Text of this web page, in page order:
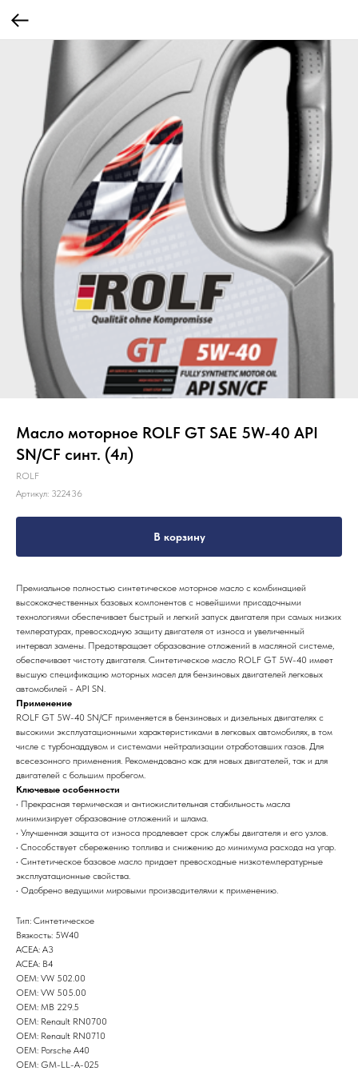
Масло моторное ROLF GT SAE 5W-40 API
SN/CF синт. (4л)
ROLF
Артикул: 322436
В корзину
Премиальное полностью синтетическое моторное масло с комбинацией
высококачественных базовых компонентов с новейшими присадочными
технологиями обеспечивает быстрый и легкий запуск двигателя при самых низких
температурах, превосходную защиту двигателя от износа и увеличенный
интервал замены. Предотвращает образование отложений в масляной системе,
обеспечивает чистоту двигателя. Синтетическое масло ROLF GT 5W-40 имеет
высшую спецификацию моторных масел для бензиновых двигателей легковых
автомобилей - API SN.
Применение
ROLF GT 5W-40 SN/CF применяется в бензиновых и дизельных двигателях с
высокими эксплуатационными характеристиками в легковых автомобилях, в том
числе с турбонаддувом и системами нейтрализации отработавших газов. Для
всесезонного применения. Рекомендовано как для новых двигателей, так и для
двигателей с большим пробегом.
Ключевые особенности
• Прекрасная термическая и антиокислительная стабильность масла
минимизирует образование отложений и шлама.
• Улучшенная защита от износа продлевает срок службы двигателя и его узлов.
• Способствует сбережению топлива и снижению до минимума расхода на угар.
• Синтетическое базовое масло придает превосходные низкотемпературные
эксплуатационные свойства.
• Одобрено ведущими мировыми производителями к применению.
Тип: Синтетическое
Вязкость: 5W40
ACEA: A3
ACEA: B4
OEM: VW 502.00
OEM: VW 505.00
OEM: MB 229.5
OEM: Renault RN0700
OEM: Renault RN0710
OEM: Porsche A40
OEM: GM-LL-A-025